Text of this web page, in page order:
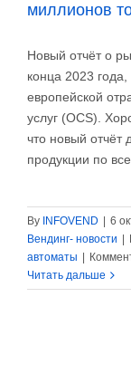
миллионов
Новый отчёт о
конца 2023
европейской
услуг (OCS).
что новый отчёт
продукции по
By INFOVEND 6
Вендинг- новости
автоматы
Читать дальше